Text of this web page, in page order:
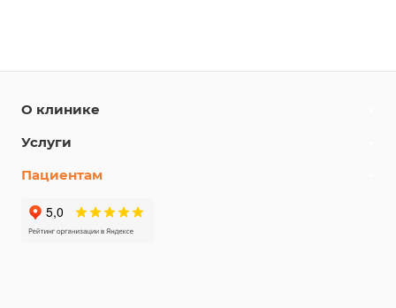
О клинике
Услуги
Пациентам